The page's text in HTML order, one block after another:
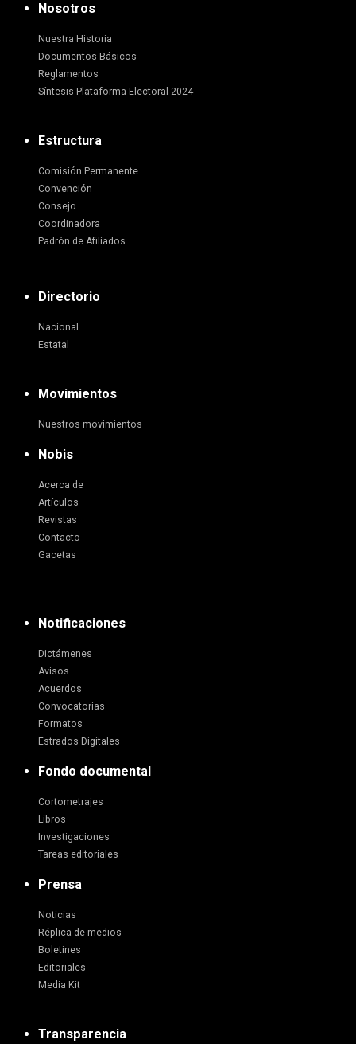
Nosotros
Nuestra Historia
Documentos Básicos
Reglamentos
Síntesis Plataforma Electoral 2024
Estructura
Comisión Permanente
Convención
Consejo
Coordinadora
Padrón de Afiliados
Directorio
Nacional
Estatal
Movimientos
Nuestros movimientos
Nobis
Acerca de
Artículos
Revistas
Contacto
Gacetas
Notificaciones
Dictámenes
Avisos
Acuerdos
Convocatorias
Formatos
Estrados Digitales
Fondo documental
Cortometrajes
Libros
Investigaciones
Tareas editoriales
Prensa
Noticias
Réplica de medios
Boletines
Editoriales
Media Kit
Transparencia